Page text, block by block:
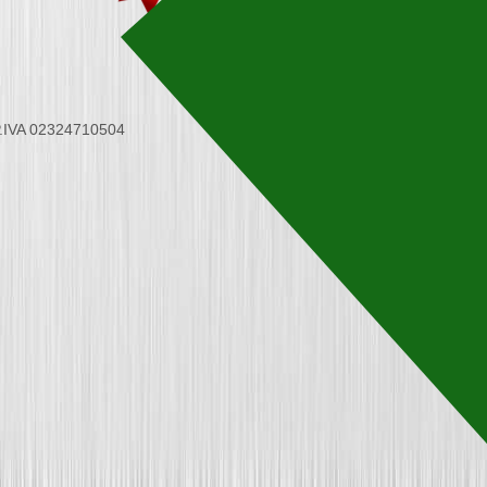
02324710504